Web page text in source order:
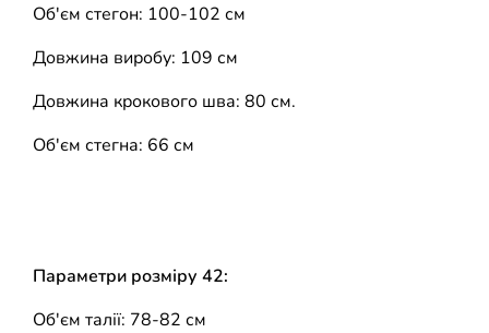
Об'єм стегон: 100-102 см
Довжина виробу: 109 см
Довжина крокового шва: 80 см.
Об'єм стегна: 66 см
Параметри розміру 42:
Об'єм талії: 78-82 см